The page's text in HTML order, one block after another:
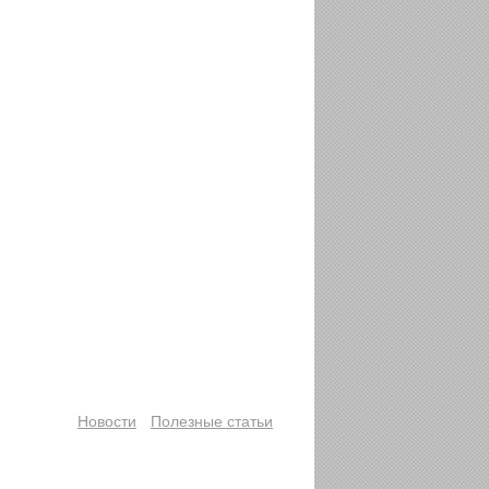
Новости Полезные статьи